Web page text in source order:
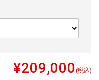
¥209,000 (税込)